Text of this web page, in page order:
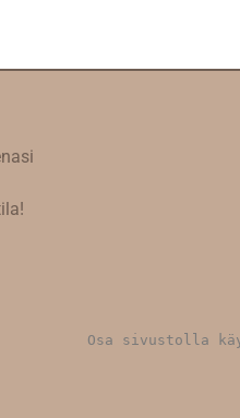
Osa sivustolla